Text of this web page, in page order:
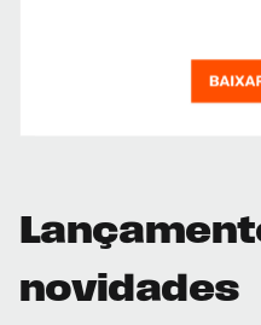
novidades